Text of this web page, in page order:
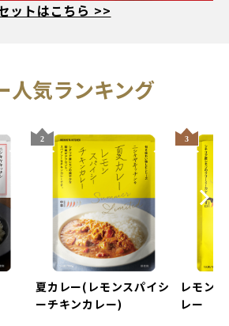
ットはこちら >>
人気ランキング
夏カレー(レモンスパイシ
ーチキンカレー)
レモン
レー